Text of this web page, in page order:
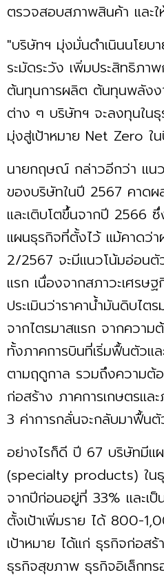
ตรวจสอบสภาพสินค้า และ
"บริษัทฯ มุ่งมั่นดำเนินนโยบ
ระมัดระวัง เพิ่มประสิทธิภา
ต้นทุนการผลิต ต้นทุนพลังง
ต่าง ๆ บริษัทฯ จะลงทุนใน
มุ่งสู่เป้าหมาย Net Zero ใ
นายกฤษณ์ กล่าวอีกว่า แนว
ของบริษัทในปี 2567 คาดผ
และเติบโตขึ้นจากปี 2566
แผนธุรกิจที่ตั้งไว้ แม้คาดว่า
2/2567 จะมีแนวโน้มอ่อนตั
แรก เนื่องจากสภาวะเศรษ
ประเมินว่าราคาน้ำมันดิบไต
จากไตรมาสแรก จากความ
ทั้งภาคการบินที่เริ่มฟื้นตัวแ
ตามฤดูกาล รวมถึงความต้อ
ก่อสร้าง ภาคการเกษตรแ
3 ค่าการกลั่นจะกลับมาฟื้นตั
อย่างไรก็ดี ปี 67 บริษัทมี
(specialty products) ในธุ
จากปีก่อนอยู่ที่ 33% และเ
ตั้งเป้าเพิ่มราย ได้ 800-
เป้าหมาย ได้แก่ ธุรกิจก่อส
ธุรกิจสุขภาพ ธุรกิจอิเล็กทร